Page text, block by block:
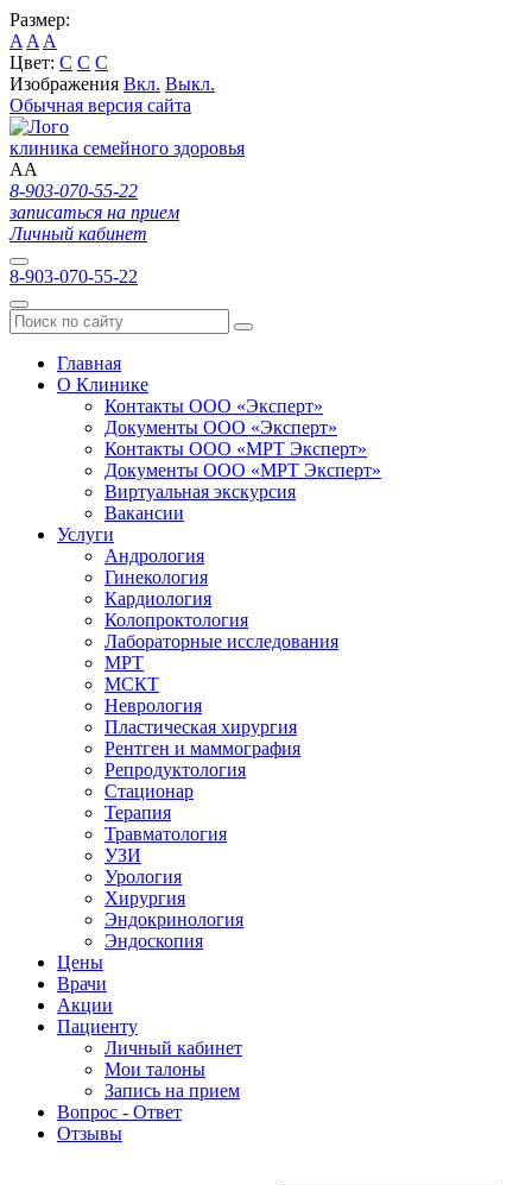
Размер:
A A A
Цвет: C C C
Изображения Вкл. Выкл.
Обычная версия сайта
клиника семейного здоровья
AA
8-903-070-55-22
записаться на прием
Личный кабинет
8-903-070-55-22
Главная
О Клинике
Контакты ООО «Эксперт»
Документы ООО «Эксперт»
Контакты ООО «МРТ Эксперт»
Документы ООО «МРТ Эксперт»
Виртуальная экскурсия
Вакансии
Услуги
Андрология
Гинекология
Кардиология
Колопроктология
Лабораторные исследования
МРТ
МСКТ
Неврология
Пластическая хирургия
Рентген и маммография
Репродуктология
Стационар
Терапия
Травматология
УЗИ
Урология
Хирургия
Эндокринология
Эндоскопия
Цены
Врачи
Акции
Пациенту
Личный кабинет
Мои талоны
Запись на прием
Вопрос - Ответ
Отзывы